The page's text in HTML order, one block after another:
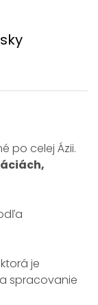
po celej Ázii.
je
spracovanie